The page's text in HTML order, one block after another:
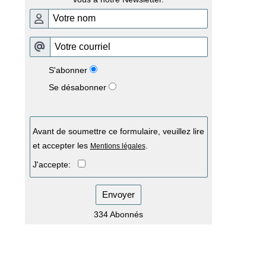
S'abonner
Se désabonner
Avant de soumettre ce formulaire, veuillez lire
et accepter les Mentions légales.
J'accepte:
Envoyer
334 Abonnés